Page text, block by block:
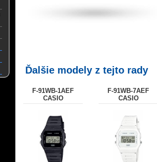
Ďalšie modely z tejto rady
F-91WB-1AEF
CASIO
F-91WB-7AEF
CASIO